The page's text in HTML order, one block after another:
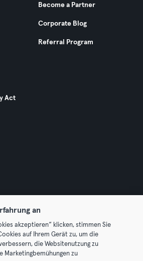
Act
Become a Partner
Corporate Blog
Referral Program
Group GmbH. All rights reserved.
an
akzeptieren“ klicken, stimmen Sie
auf Ihrem Gerät zu, um die
die Websitenutzung zu
Marketingbemühungen zu